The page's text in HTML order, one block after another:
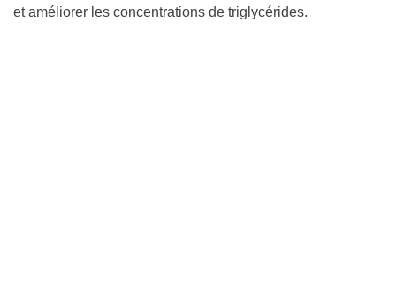
et améliorer les concentrations de triglycérides.